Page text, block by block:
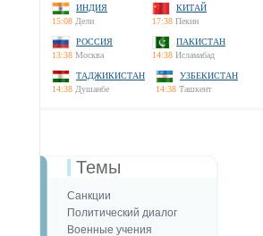
ИНДИЯ
15:08 Дели
КИТАЙ
17:38 Пекин
РОССИЯ
13:38 Москва
ПАКИСТАН
14:38 Исламабад
ТАДЖИКИСТАН
14:38 Душанбе
УЗБЕКИСТАН
14:38 Ташкент
Темы
Санкции
Политический диалог
Военные учения